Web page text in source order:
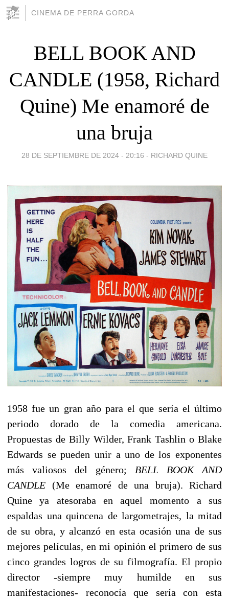
CINEMA DE PERRA GORDA
BELL BOOK AND
CANDLE (1958, Richard
Quine) Me enamoré de
una bruja
28 DE SEPTIEMBRE DE 2024 - 20:16 - RICHARD QUINE
1958 fue un gran año para el que sería el último
periodo dorado de la comedia americana.
Propuestas de Billy Wilder, Frank Tashlin o Blake
Edwards se pueden unir a uno de los exponentes
más valiosos del género; BELL BOOK AND
CANDLE (Me enamoré de una bruja). Richard
Quine ya atesoraba en aquel momento a sus
espaldas una quincena de largometrajes, la mitad
de su obra, y alcanzó en esta ocasión una de sus
mejores películas, en mi opinión el primero de sus
cinco grandes logros de su filmografía. El propio
director -siempre muy humilde en sus
manifestaciones- reconocía que sería con esta